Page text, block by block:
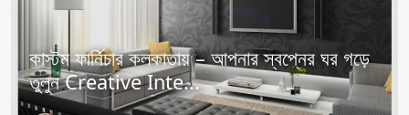
কাস্টম ফার্নিচার কলকাতায় – আপনার স্বপ্নের ঘর গড়ে
তুলুন Creative Inte...